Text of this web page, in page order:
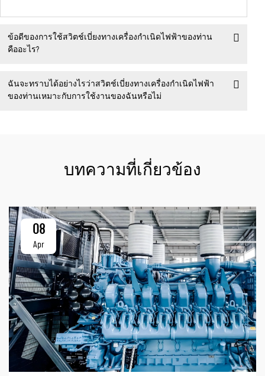
ข้อดีของการใช้สวิตช์เบี่ยงทางเครื่องกำเนิดไฟฟ้าของท่าน
คืออะไร?
ฉันจะทราบได้อย่างไรว่าสวิตช์เบี่ยงทางเครื่องกำเนิดไฟฟ้า
ของท่านเหมาะกับการใช้งานของฉันหรือไม่
บทความที่เกี่ยวข้อง
08
Apr